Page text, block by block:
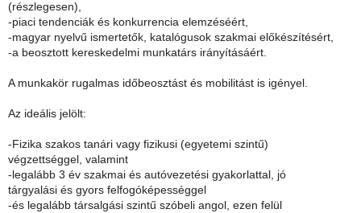
(részlegesen),
-piaci tendenciák és konkurrencia elemzéséért,
-magyar nyelvű ismertetők, katalógusok szakmai előkészítésért,
-a beosztott kereskedelmi munkatárs irányításáért.
A munkakör rugalmas időbeosztást és mobilitást is igényel.
Az ideális jelölt:
-Fizika szakos tanári vagy fizikusi (egyetemi szintű)
végzettséggel, valamint
-legalább 3 év szakmai és autóvezetési gyakorlattal, jó
tárgyalási és gyors felfogóképességgel
-és legalább társalgási szintű szóbeli angol, ezen felül